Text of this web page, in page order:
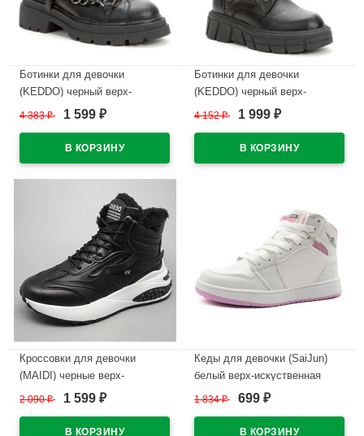
Ботинки для девочки
(KEDDO) черный верх-
искуственная кожа подкладка
4 383₽ 1 599 ₽
Ботинки для девочки
(KEDDO) черный верх-
искуственная кожа подкладка
4 152₽ 1 999 ₽
Кроссовки для девочки
(MAIDI) черные верх-
искусственная кожа
2 090₽ 1 599 ₽
Кеды для девочки (SaiJun)
белый верх-искуственная
кожа подкладка -
czz-C6566-8
1 834₽ 699 ₽